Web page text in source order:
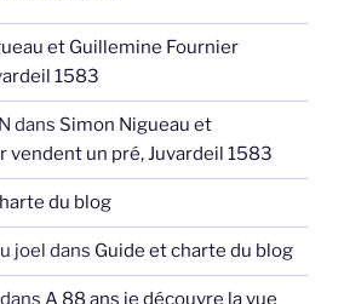
et Guillemine Fournier
1583
dans Simon Nigueau et
vendent un pré, Juvardeil 1583
du blog
joel dans Guide et charte du blog
dans A 88 ans je découvre la vue